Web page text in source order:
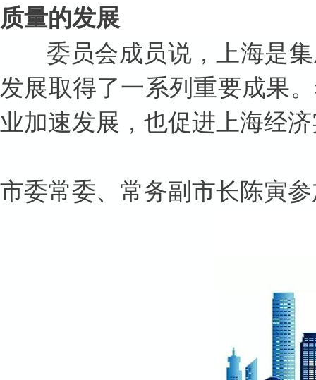
质量的发展
委员会成员说，上海是集
发展取得了一系列重要成果
业加速发展，也促进上海经
市委常委、常务副市长陈寅